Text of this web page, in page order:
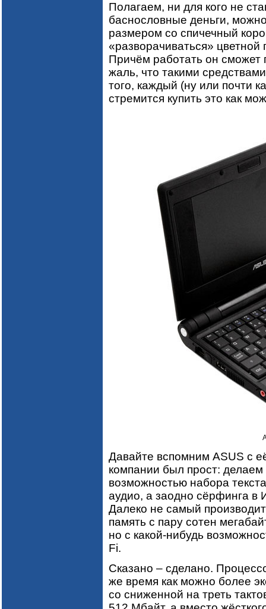
Полагаем, ни для кого не
баснословные деньги,
размером со спичечный
«разворачиваться»
Причём работать он сможет
жаль, что такими
того, каждый (ну или почти
стремится купить это как
Давайте вспомним ASUS с
компании был прост:
возможностью набора
аудио, а заодно сёрфинга в
Далеко не самый
память с пару сотен
но с какой-нибудь
Fi.
Сказано – сделано.
же время как можно более
со сниженной на треть